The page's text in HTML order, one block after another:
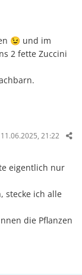
😉 und im
2 fette Zuccini
11.06.2025, 21:22
eigentlich nur
stecke ich alle
die Pflanzen